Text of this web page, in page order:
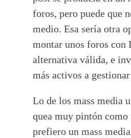
foros, pero puede que
medio. Esa sería otra
montar unos foros con
alternativa válida, e
más activos a gestionar
Lo de los mass media
quea muy pintón
prefiero un mass